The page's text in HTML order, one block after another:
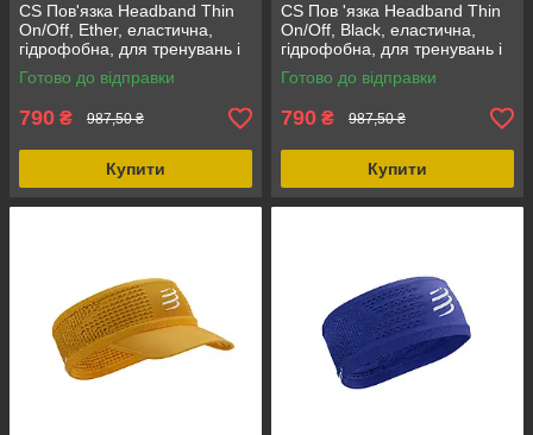
CS Пов'язка Headband Thin
On/Off, Ether, еластична,
гідрофобна, для тренувань і
гонок, для активного
відпочинку
Готово до відправки
790 ₴ 987,50 ₴
Купити
CS Пов 'язка Headband Thin
On/Off, Black, еластична,
гідрофобна, для тренувань і
гонок
Готово до відправки
790 ₴ 987,50 ₴
Купити